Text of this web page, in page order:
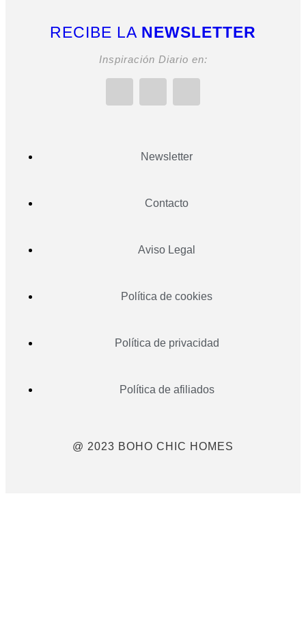
RECIBE LA NEWSLETTER
Inspiración Diario en:
Newsletter
Contacto
Aviso Legal
Política de cookies
Política de privacidad
Política de afiliados
@ 2023 BOHO CHIC HOMES